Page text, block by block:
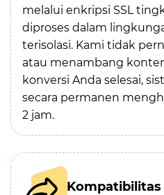
melalui enkripsi SSL
diproses dalam
terisolasi. Kami tidak
atau menambang
konversi Anda selesai,
secara permanen
2 jam.
Kompatibilitas